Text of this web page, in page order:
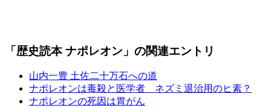
「歴史読本 ナポレオン」の関連エントリ
山内一豊 土佐二十万石への道
ナポレオンは毒殺と医学者 ネズミ退治用のヒ素？
ナポレオンの死因は胃がん